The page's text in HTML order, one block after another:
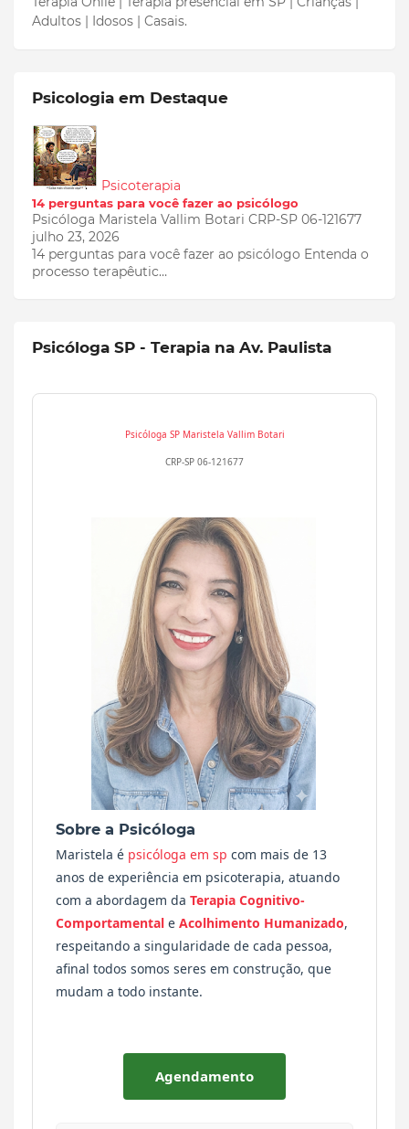
Adultos | Idosos | Casais.
Psicologia em Destaque
Psicoterapia
14 perguntas para você fazer ao psicólogo
Psicóloga Maristela Vallim Botari CRP-SP 06-121677
julho 23, 2026
14 perguntas para você fazer ao psicólogo Entenda o
processo terapêutic…
Psicóloga SP - Terapia na Av. Paulista
Psicóloga SP Maristela Vallim Botari
CRP-SP 06-121677
Sobre a Psicóloga
Maristela é psicóloga em sp com mais de 13
anos de experiência em psicoterapia, atuando
com a abordagem da Terapia Cognitivo-
Comportamental e Acolhimento Humanizado,
respeitando a singularidade de cada pessoa,
afinal todos somos seres em construção, que
mudam a todo instante.
Agendamento